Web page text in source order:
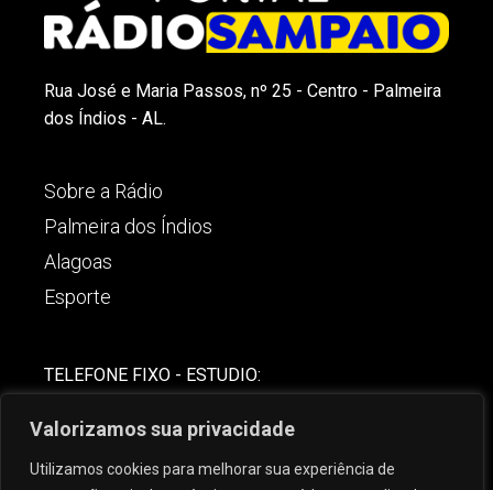
Valorizamos sua privacidade
Utilizamos cookies para melhorar sua experiência de
Rua José e Maria Passos, nº 25 - Centro - Palmeira
dos Índios - AL.
Sobre a Rádio
Palmeira dos Índios
Alagoas
Esporte
TELEFONE FIXO - ESTUDIO:
(82) 99621-8806